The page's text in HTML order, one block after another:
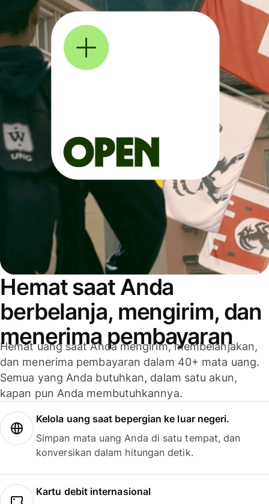
Hemat saat Anda
berbelanja, mengirim, dan
menerima pembayaran
Hemat uang saat Anda mengirim, membelanjakan,
dan menerima pembayaran dalam 40+ mata uang.
Semua yang Anda butuhkan, dalam satu akun,
kapan pun Anda membutuhkannya.
Kelola uang saat bepergian ke luar negeri.
Simpan mata uang Anda di satu tempat, dan
konversikan dalam hitungan detik.
Kartu debit internasional